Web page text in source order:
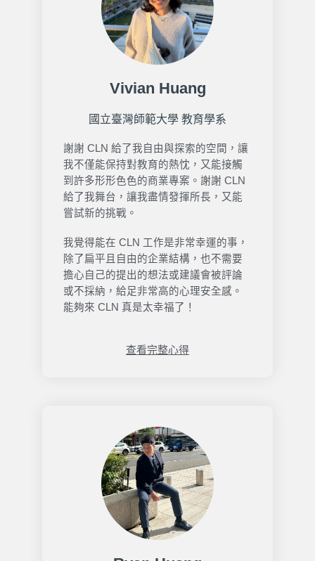
Vivian Huang
國立臺灣師範大學 教育學系
謝謝 CLN 給了我自由與探索的空間，讓
我不僅能保持對教育的熱忱，又能接觸
到許多形形色色的商業專案。謝謝 CLN
給了我舞台，讓我盡情發揮所長，又能
嘗試新的挑戰。
我覺得能在 CLN 工作是非常幸運的事，
除了扁平且自由的企業結構，也不需要
擔心自己的提出的想法或建議會被評論
或不採納，給足非常高的心理安全感。
能夠來 CLN 真是太幸福了！
查看完整心得